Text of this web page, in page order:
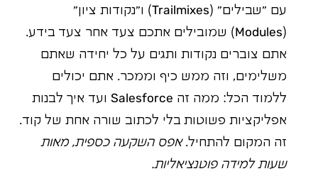
עם "שבילים" (Trailmixes) ו"נקודות ציון"
(Modules) שמובילים אתכם צעד אחר צעד בידע.
אתם צוברים נקודות ותגים על כל יחידה שאתם
משלימים, וזה ממש כיף וממכר. אתם יכולים
ללמוד הכל: ממה זה Salesforce ועד איך לבנות
אפליקציות פשוטות בלי לכתוב שורה אחת של קוד.
זה המקום להתחיל.אפס השקעה כספית, מאות
שעות למידה פוטנציאליות.